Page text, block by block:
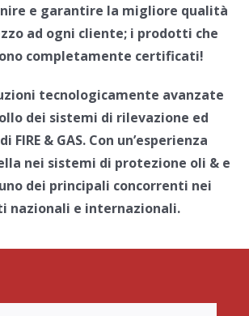
e garantire la migliore qualità
ad ogni cliente; i prodotti che
completamente certificati!
tecnologicamente avanzate
dei sistemi di rilevazione ed
FIRE & GAS. Con un’esperienza
nei sistemi di protezione oli & e
dei principali concorrenti nei
nazionali e internazionali.